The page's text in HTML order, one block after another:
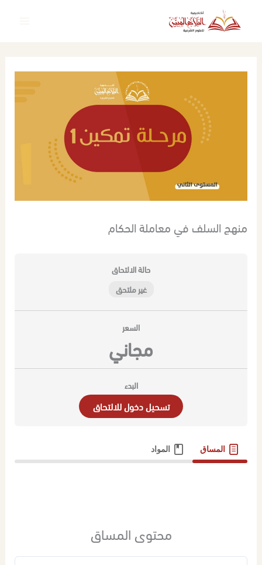
منهج السلف في معاملة الحكام
حالة الالتحاق
غير ملتحق
السعر
مجاني
البدء
تسحيل دخول للالتحاق
المساق المواد
محتوى المساق